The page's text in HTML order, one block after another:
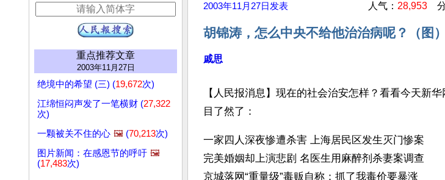
重点推荐文章
2003年11月27日
绝境中的希望 (三) (19,672次)
江绵恒闷声发了一笔横财 (27,322
次)
一颗被关不住的心 🖼️ (70,213次)
图片新闻：在感恩节的呼吁 🖼️
(17,483次)
2003年11月27日 发表 人气： 28,953 分
胡锦涛，怎么中央不给他治治病呢？（图）
戚思
【人民报消息】现在的社会治安怎样？看看今天新
目了然了：
一家四人深夜惨遭杀害 上海居民区发生灭门惨案
完美婚姻却上演悲剧 名医生用麻醉剂杀妻案调查
京城落网“重量级”毒贩自称：抓了我毒价要暴涨